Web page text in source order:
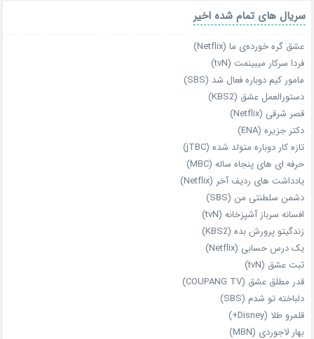
سریال های تمام شده اخیر
عشق گره خورده‌ی ما (Netflix)
فردا سرکار میبینمت (tvN)
مامور کیم دوباره فعال شد (SBS)
دستورالعمل عشق (KBS2)
قصر شرقی (Netflix)
دکتر جزیره (ENA)
تازه‌ کار دوباره‌ متولد شده (jTBC)
حرفه‌ ای‌ های پنجاه‌ ساله (MBC)
یادداشت‌ های ردیف آخر (Netflix)
دشمن سلطنتی من (SBS)
افسانه سرباز آشپزخانه (tvN)
زندگیتو پرورش بده (KBS2)
یک درس حسابی (Netflix)
ثبت عشق (tvN)
قدر مطلق عشق (COUPANG TV)
دلباخته تو شدم (SBS)
قلمرو طلا (Disney+)
بهار لاجوردی (MBN)